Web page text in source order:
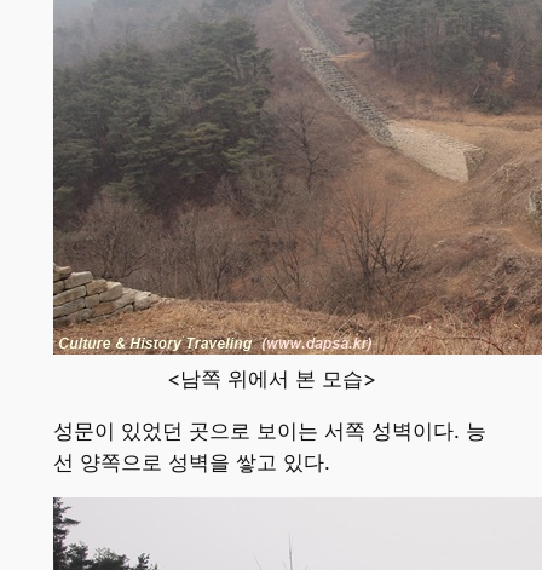
<남쪽 위에서 본 모습>
성문이 있었던 곳으로 보이는 서쪽 성벽이다. 능
선 양쪽으로 성벽을 쌓고 있다.